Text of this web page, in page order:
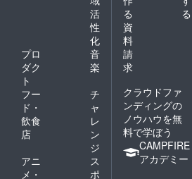
活
性
化
プロ
ダク
ト
音
楽
フー
ド・
飲食
店
チ
ャ
レ
ン
ジ
アニ
メ・
ス
ポ
る
る
資
料
請
求
クラウドファ
ンディングの
ノウハウを無
料で学ぼう
CAMPFIRE
アカデミー